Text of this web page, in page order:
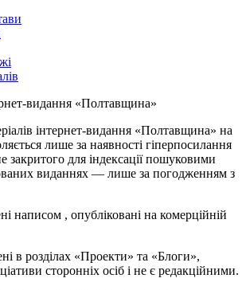
видання «Полтавщина»
інтернет-видання «Полтавщина» на
лише за наявності гіперпосилання
закритого для індексації пошуковими
виданнях — лише за погодженням з
написом , опубліковані на комерційній
в розділах «Проекти» та «Блоги»,
сторонніх осіб і не є редакційними.